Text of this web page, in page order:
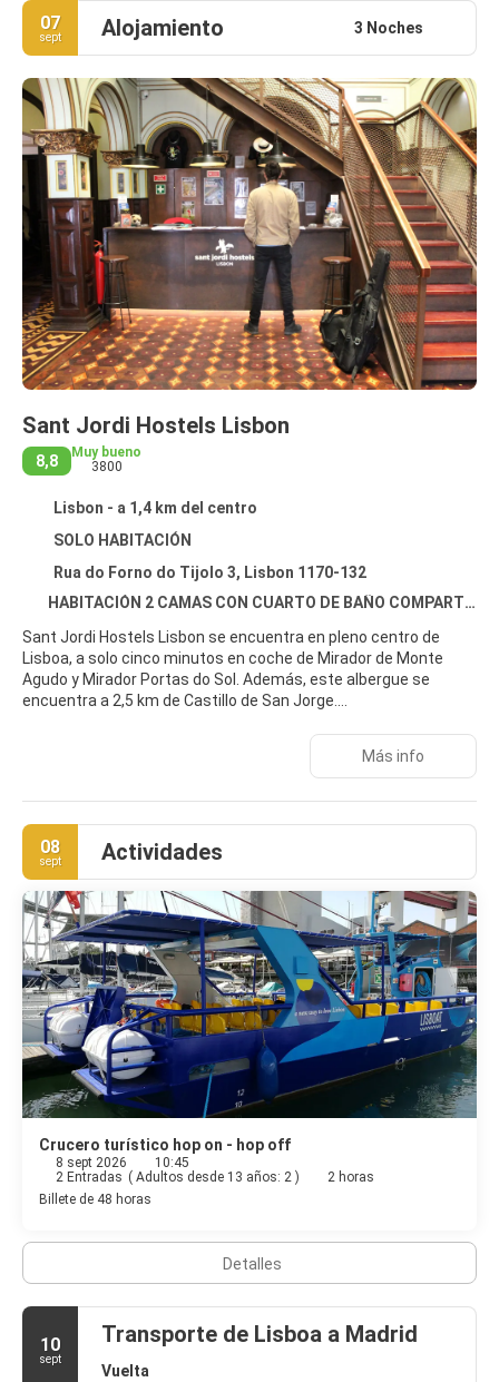
07
sept Alojamiento 3 Noches
Sant Jordi Hostels Lisbon
8,8
Muy bueno
3800
Lisbon - a 1,4 km del centro
SOLO HABITACIÓN
Rua do Forno do Tijolo 3, Lisbon 1170-132
HABITACIÓN 2 CAMAS CON CUARTO DE BAÑO COMPARTIDO
Sant Jordi Hostels Lisbon se encuentra en pleno centro de
Lisboa, a solo cinco minutos en coche de Mirador de Monte
Agudo y Mirador Portas do Sol. Además, este albergue se
encuentra a 2,5 km de Castillo de San Jorge.
Con jardín donde descansar y comodidades como conexión a
Internet wifi gratis y una tienda de recuerdos, ¡no te faltará de
una zona de pícnic y una zona para barbacoas.
Te sentirás como en tu propia casa en cualquiera de las 23
habitaciones con frigorífico y microondas. Descansa como
nunca en una cama con edredón de plumas y ropa de cama de
alta calidad. Aprovecha la cocina compartida para preparar tus
propias comidas. Mantén el contacto con los tuyos gracias a la
la conexión wifi gratis.
Apaga la sed con tu bebida favorita en el bar o lounge. Se
ofrece un desayuno continental todos los días de 08:30 a 10:30
con un coste adicional.
Tendrás tintorería, un servicio de recepción las 24 horas y
atención multilingüe a tu disposición.
Más info
08
sept Actividades
Crucero turístico hop on - hop off
8 sept 2026
10:45
2 Entradas ( Adultos desde 13 años: 2 )
2 horas
Billete de 48 horas
Detalles
10
sept
Transporte de Lisboa a Madrid
Vuelta